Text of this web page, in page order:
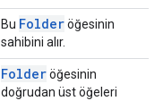
Bu Folderöğesinin
sahibini alır.
Folderöğesinin
doğrudan üst öğeleri